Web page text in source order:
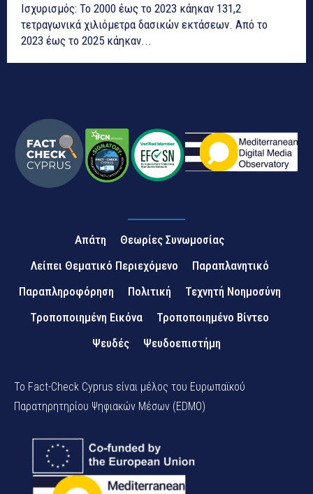
Ισχυρισμός: Το 2000 έως το 2023 κάηκαν 131,2
τετραγωνικά χιλιόμετρα δασικών εκτάσεων. Από το
2023 έως το 2025 κάηκαν...
Απάτη
Θεωρίες Συνωμοσίας
Λείπει Θεματικό Περιεχόμενο
Παραπλανητικό
Παραπληροφόρηση
Πολιτική
Τεχνητή Νοημοσύνη
Τροποποιημένη Εικόνα
Τροποποιημένο Βίντεο
Ψευδές
Ψευδοεπιστήμη
Το Fact-Check Cyprus είναι μέλος του Ευρωπαϊκού
Παρατηρητηρίου Ψηφιακών Μέσων (EDMO)